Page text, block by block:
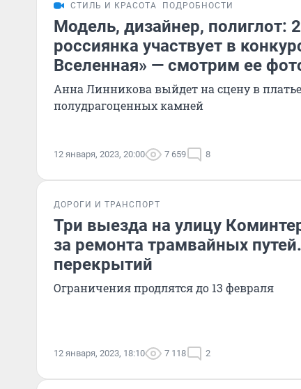
СТИЛЬ И КРАСОТА ПОДРОБНОСТИ
Модель, дизайнер, полиглот:
россиянка участвует в
Вселенная» — смотрим ее
Анна Линникова выйдет на сцену в
полудрагоценных камней
12 января, 2023, 20:00 7 659 8
ДОРОГИ И ТРАНСПОРТ
Три выезда на улицу
за ремонта трамвайных
перекрытий
Ограничения продлятся до 13 февраля
12 января, 2023, 18:10 7 118 2